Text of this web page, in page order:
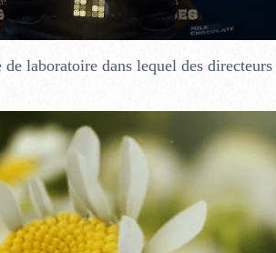
laboratoire dans lequel des